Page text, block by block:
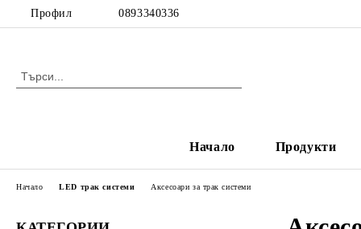
Профил 0893340336
Начало Продукти
Начало LED трак системи Аксесоари за трак системи